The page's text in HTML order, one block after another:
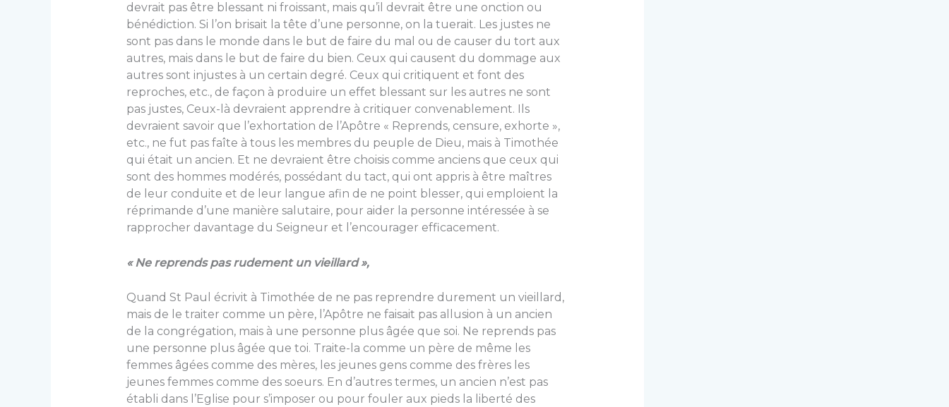
devrait pas être blessant ni froissant, mais qu’il devrait être une onction ou
bénédiction. Si l’on brisait la tête d’une personne, on la tuerait. Les justes ne
sont pas dans le monde dans le but de faire du mal ou de causer du tort aux
autres, mais dans le but de faire du bien. Ceux qui causent du dommage aux
autres sont injustes à un certain degré. Ceux qui critiquent et font des
reproches, etc., de façon à produire un effet blessant sur les autres ne sont
pas justes, Ceux-là devraient apprendre à critiquer convena­blement. Ils
devraient savoir que l’exhortation de l’Apôtre « Reprends, censure, exhorte »,
etc., ne fut pas faîte à tous les membres du peuple de Dieu, mais à Timothée
qui était un ancien. Et ne de­vraient être choisis comme anciens que ceux qui
sont des hommes modérés, possédant du tact, qui ont appris à être maîtres
de leur conduite et de leur langue afin de ne point blesser, qui emploient la
réprimande d’une manière salutaire, pour aider la personne intéressée à se
rapprocher davantage du Seigneur et l’encourager efficacement.
« Ne reprends pas rudement un vieillard »,
Quand St Paul écrivit à Timothée de ne pas reprendre durement un vieillard,
mais de le traiter comme un père, l’Apôtre ne faisait pas allusion à un ancien
de la congrégation, mais à une personne plus âgée que soi. Ne reprends pas
une personne plus âgée que toi. Traite-la comme un père de même les
femmes âgées comme des mères, les jeunes gens comme des frères les
jeunes femmes comme des soeurs. En d’autres termes, un ancien n’est pas
établi dans l’Eglise pour s’imposer ou pour fouler aux pieds la liberté des